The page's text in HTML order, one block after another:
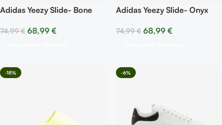
Adidas Yeezy Slide- Bone
74,99€ 68,99 €
Adidas Yeezy Slide- Onyx
74,99€ 68,99 €
-18% -6%